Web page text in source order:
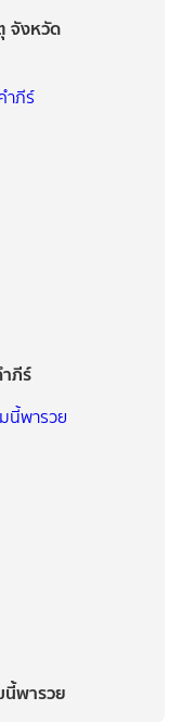
จังหวัด
ภีร์
พารวย